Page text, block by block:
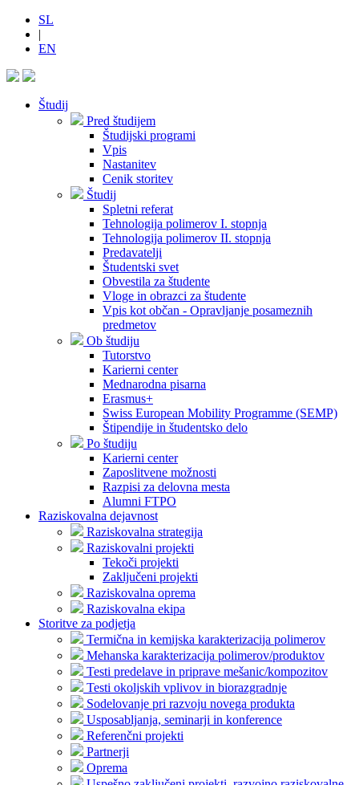
SL
|
EN
Študij
Pred študijem
Študijski programi
Vpis
Nastanitev
Cenik storitev
Študij
Spletni referat
Tehnologija polimerov I. stopnja
Tehnologija polimerov II. stopnja
Predavatelji
Študentski svet
Obvestila za študente
Vloge in obrazci za študente
Vpis kot občan - Opravljanje posameznih
predmetov
Ob študiju
Tutorstvo
Karierni center
Mednarodna pisarna
Erasmus+
Swiss European Mobility Programme (SEMP)
Štipendije in študentsko delo
Po študiju
Karierni center
Zaposlitvene možnosti
Razpisi za delovna mesta
Alumni FTPO
Raziskovalna dejavnost
Raziskovalna strategija
Raziskovalni projekti
Tekoči projekti
Zaključeni projekti
Raziskovalna oprema
Raziskovalna ekipa
Storitve za podjetja
Termična in kemijska karakterizacija polimerov
Mehanska karakterizacija polimerov/produktov
Testi predelave in priprave mešanic/kompozitov
Testi okoljskih vplivov in biorazgradnje
Sodelovanje pri razvoju novega produkta
Usposabljanja, seminarji in konference
Referenčni projekti
Partnerji
Oprema